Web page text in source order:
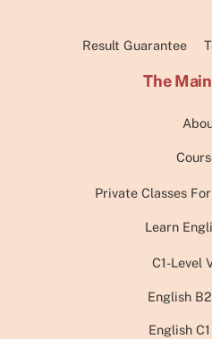
Result Guarantee
The
Private Classes
Learn
C1-Level
English
English